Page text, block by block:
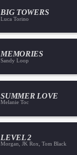
BIG TOWERS
Luca Torino
MEMORIES
Sandy Loop
SUMMER LOVE
Melanie Toc
LEVEL 2
Morgan, JK Rox, Tom Black